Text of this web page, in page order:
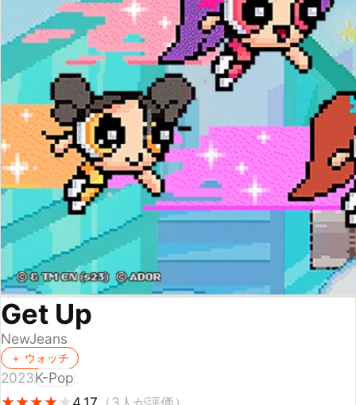
Get Up
NewJeans
＋ ウォッチ
2023K-Pop
★
★★
★★
★★
★★4.17
Amazonで探す